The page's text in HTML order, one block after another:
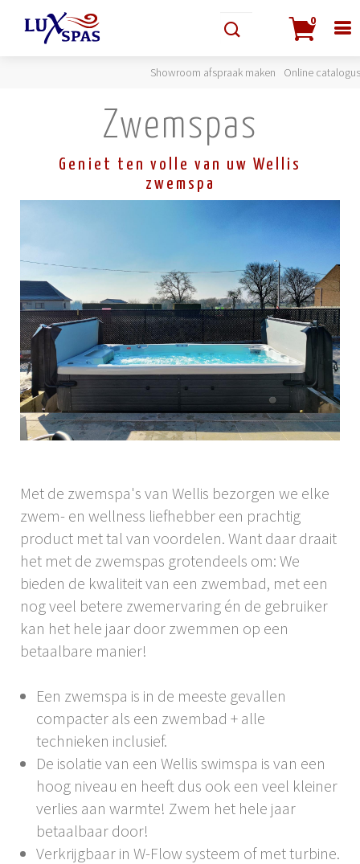
0
Showroom afspraak maken Online catalogus
Zwemspas
Geniet ten volle van uw Wellis
zwemspa
Met de zwemspa's van Wellis bezorgen we elke
zwem- en wellness liefhebber een prachtig
product met tal van voordelen. Want daar draait
het met de zwemspas grotendeels om: We
bieden de kwaliteit van een zwembad, met een
nog veel betere zwemervaring én de gebruiker
kan het hele jaar door zwemmen op een
betaalbare manier!
Een zwemspa is in de meeste gevallen
compacter als een zwembad + alle
technieken inclusief.
De isolatie van een Wellis swimspa is van een
hoog niveau en heeft dus ook een veel kleiner
verlies aan warmte! Zwem het hele jaar
betaalbaar door!
Verkrijgbaar in W-Flow systeem of met turbine.